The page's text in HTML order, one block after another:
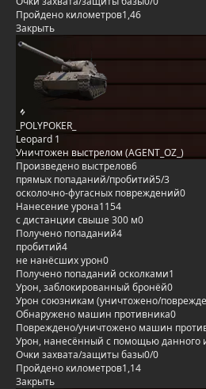
Пройдено километров1,46
Закрыть
_POLYPOKER_
Leopard 1
Уничтожен выстрелом (AGENT_OZ_)
Произведено выстрелов6
прямых попаданий/пробитий5/3
осколочно-фугасных повреждений0
Нанесение урона1154
с дистанции свыше 300 м0
Получено попаданий4
пробитий4
не нанёсших урон0
Получено попаданий осколками1
Урон, заблокированный бронёй0
Урон союзникам (уничтожено/
Обнаружено машин противника0
Повреждено/уничтожено машин
Урон, нанесённый с помощью данного
Очки захвата/защиты базы0/0
Пройдено километров1,14
Закрыть